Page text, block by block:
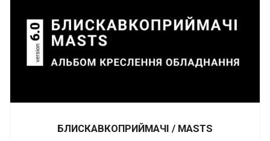
БЛИСКАВКОПРИЙМАЧІ / MASTS